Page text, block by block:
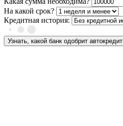
На какой срок?
Кредитная история:
Узнать, какой банк одобрит автокредит